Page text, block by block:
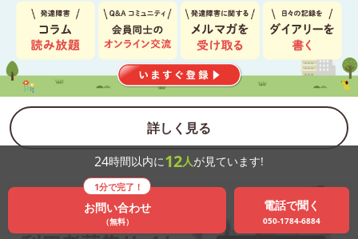
24時間以内に12人が見ています!
1分で完了！
お問い合わせ
（無料）
電話で聞く
050-1784-6884
詳しく見る